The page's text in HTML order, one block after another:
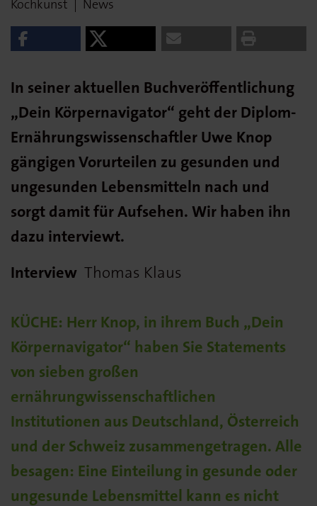
Kochkunst | News
In seiner aktuellen Buchveröffentlichung
„Dein Körpernavigator“ geht der Diplom-
Ernährungswissenschaftler Uwe Knop
gängigen Vorurteilen zu gesunden und
ungesunden Lebensmitteln nach und
sorgt damit für Aufsehen. Wir haben ihn
dazu interviewt.
Interview Thomas Klaus
KÜCHE: Herr Knop, in ihrem Buch „Dein
Körpernavigator“ haben Sie Statements
von sieben großen
ernährungwissenschaftlichen
Institutionen aus Deutschland, Österreich
und der Schweiz zusammengetragen. Alle
besagen: Eine Einteilung in gesunde oder
ungesunde Lebensmittel kann es nicht